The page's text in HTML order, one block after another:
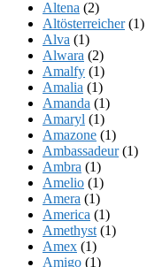
Altena (2)
Altösterreicher(1)
Alva (1)
Alwara (2)
Amalfy (1)
Amalia (1)
Amanda (1)
Amaryl (1)
Amazone (1)
Ambassadeur(1)
Ambra (1)
Amelio (1)
Amera (1)
America (1)
Amethyst (1)
Amex (1)
Amigo (1)